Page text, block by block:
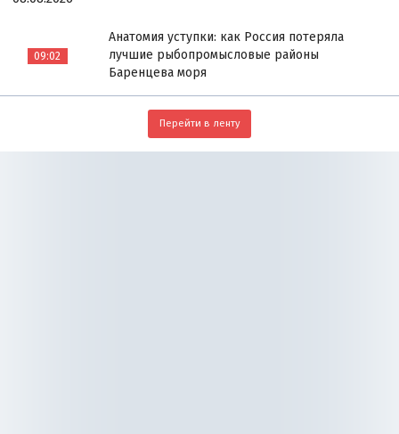
09:02
Анатомия уступки: как Россия потеряла
лучшие рыбопромысловые районы
Баренцева моря
Перейти в ленту